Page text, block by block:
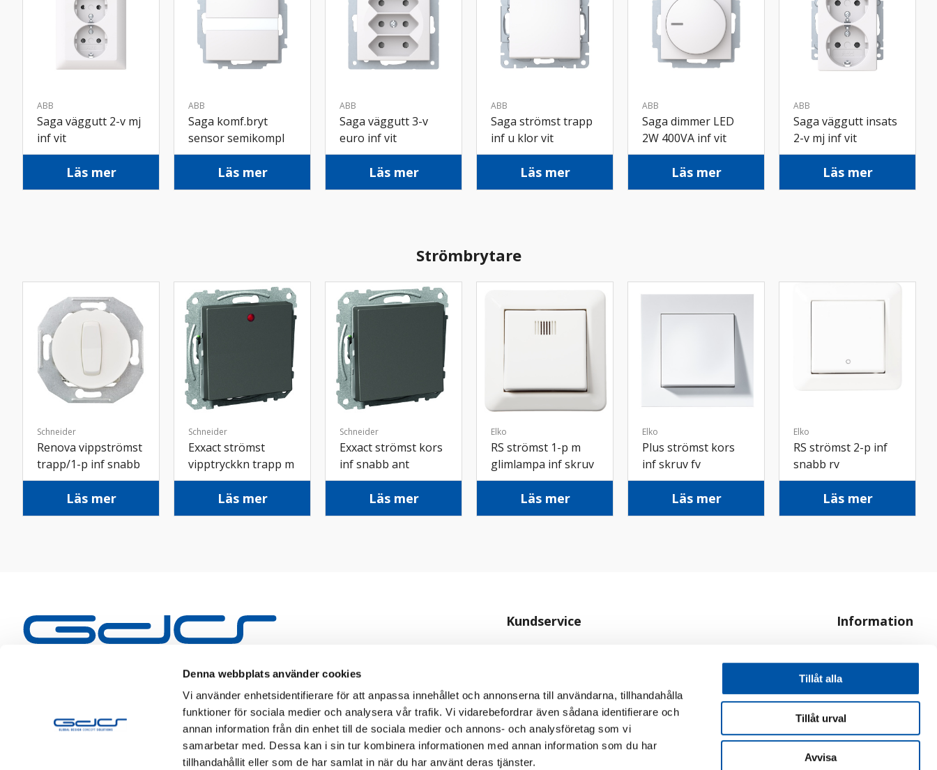
Denna webbplats använder cookies
Vi använder enhetsidentifierare för att anpassa innehållet och annonserna till användarna, tillhandahålla
funktioner för sociala medier och analysera vår trafik. Vi vidarebefordrar även sådana identifierare och
annan information från din enhet till de sociala medier och annons- och analysföretag som vi
samarbetar med. Dessa kan i sin tur kombinera informationen med annan information som du har
tillhandahållit eller som de har samlat in när du har använt deras tjänster.
Tillåt alla
Tillåt urval
Avvisa
ABB
Saga väggutt 2-v mj
inf vit
Läs mer
ABB
Saga komf.bryt
sensor semikompl
inf vit
Läs mer
ABB
Saga väggutt 3-v
euro inf vit
Läs mer
ABB
Saga strömst trapp
inf u klor vit
Läs mer
ABB
Saga dimmer LED
2W 400VA inf vit
Läs mer
ABB
Saga väggutt insats
2-v mj inf vit
Läs mer
Strömbrytare
Schneider
Renova vippströmst
trapp/1-p inf snabb
vit
Läs mer
Schneider
Exxact strömst
vipptryckkn trapp m
led inf snabb ant
Läs mer
Schneider
Exxact strömst kors
inf snabb ant
Läs mer
Elko
RS strömst 1-p m
glimlampa inf skruv
fv
Läs mer
Elko
Plus strömst kors
inf skruv fv
Läs mer
Elko
RS strömst 2-p inf
snabb rv
Läs mer
Kundservice
Personuppgiftspolicy
Cookiepolicy
Information
Hur handlar jag?